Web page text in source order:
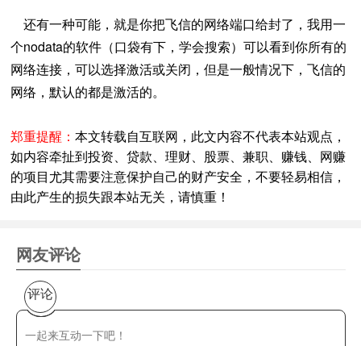
还有一种可能，就是你把飞信的网络端口给封了，我用一
个nodata的软件（口袋有下，学会搜索）可以看到你所有的
网络连接，可以选择激活或关闭，但是一般情况下，飞信的
网络，默认的都是激活的。
郑重提醒： 本文转载自互联网，此文内容不代表本站观点，
如内容牵扯到投资、贷款、理财、股票、兼职、赚钱、网赚
的项目尤其需要注意保护自己的财产安全，不要轻易相信，
由此产生的损失跟本站无关，请慎重！
网友评论
评论